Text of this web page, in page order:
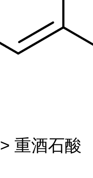
> 重酒石酸